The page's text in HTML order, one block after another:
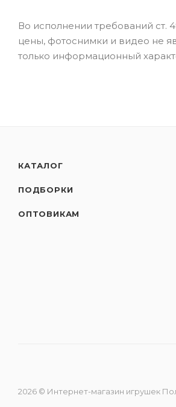
Во исполнении требований ст.
цены, фотоснимки и видео не
только информационный
КАТАЛОГ
ПОДБОРКИ
ОПТОВИКАМ
2026 © Интернет-магазин игрушек